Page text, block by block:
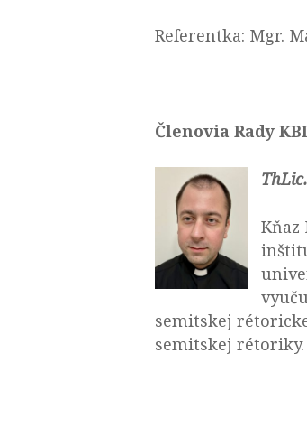
Referentka: Mgr.
Členovia Rady
ThLic.
Kňaz
semitskej
semitskej rétoriky.